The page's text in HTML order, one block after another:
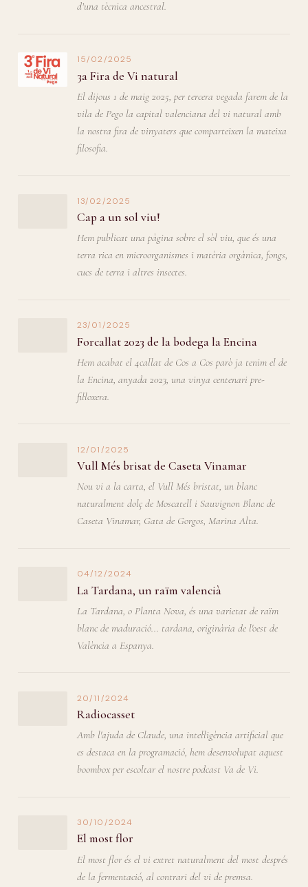
d’una tècnica ancestral.
15/02/2025
3a Fira de Vi natural
El dijous 1 de maig 2025, per tercera vegada farem de la
vila de Pego la capital valenciana del vi natural amb
la nostra fira de vinyaters que comparteixen la mateixa
filosofia.
13/02/2025
Cap a un sol viu!
Hem publicat una pàgina sobre el sòl viu, que és una
terra rica en microorganismes i matèria orgànica, fongs,
cucs de terra i altres insectes.
23/01/2025
Forcallat 2023 de la bodega la Encina
Hem acabat el 4callat de Cos a Cos parò ja tenim el de
la Encina, anyada 2023, una vinya centenari pre-
fil·loxera.
12/01/2025
Vull Més brisat de Caseta Vinamar
Nou vi a la carta, el Vull Més bristat, un blanc
naturalment dolç de Moscatell i Sauvignon Blanc de
Caseta Vinamar, Gata de Gorgos, Marina Alta.
04/12/2024
La Tardana, un raïm valencià
La Tardana, o Planta Nova, és una varietat de raïm
blanc de maduració... tardana, originària de l'oest de
València a Espanya.
20/11/2024
Radiocasset
Amb l'ajuda de Claude, una intel·ligència artificial que
es destaca en la programació, hem desenvolupat aquest
boombox per escoltar el nostre podcast Va de Vi.
30/10/2024
El most flor
El most flor és el vi extret naturalment del most després
de la fermentació, al contrari del vi de premsa.